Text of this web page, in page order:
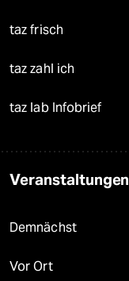
taz frisch
taz zahl ich
taz lab Infobrief
Veranstaltungen
Demnächst
Vor Ort